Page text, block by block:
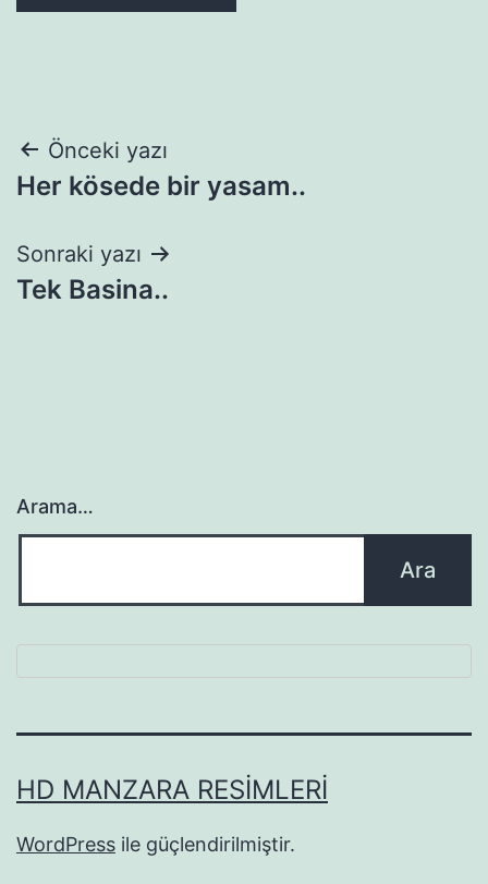
Yazı
gezinmesi
Önceki yazı
Her kösede bir yasam..
Sonraki yazı
Tek Basina..
Arama…
HD MANZARA RESIMLERI
WordPress ile güçlendirilmiştir.